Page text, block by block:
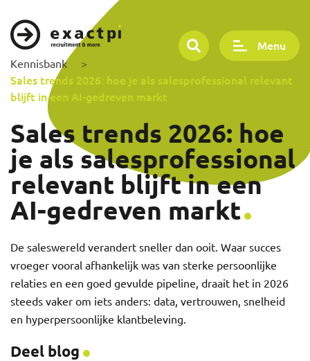
Menu
Kennisbank >
Sales trends 2026: hoe je als salesprofessional relevant
blijft in een AI-gedreven markt
Sales trends 2026: hoe
je als salesprofessional
relevant blijft in een
AI-gedreven markt
De saleswereld verandert sneller dan ooit. Waar succes
vroeger vooral afhankelijk was van sterke persoonlijke
relaties en een goed gevulde pipeline, draait het in 2026
steeds vaker om iets anders: data, vertrouwen, snelheid
en hyperpersoonlijke klantbeleving.
Deel blog